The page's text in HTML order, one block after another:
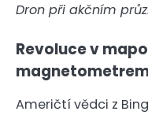
Dron při akčním
Revoluce v
Američtí vědci z